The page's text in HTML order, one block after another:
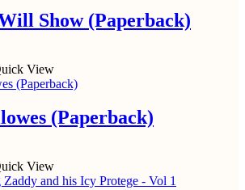
Show (Paperback)
View
(Paperback)
View